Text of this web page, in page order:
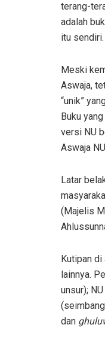
terang-
adalah
itu sendiri.
Meski
Aswaja,
“unik”
Buku
versi NU
Aswaja
Latar
(Majelis
Kutipan
lainnya.
unsur);
dan